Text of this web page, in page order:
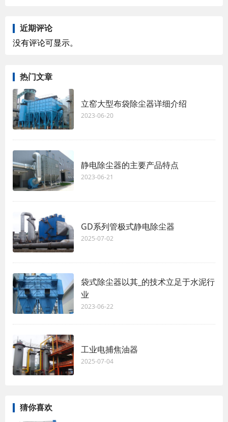
近期评论
没有评论可显示。
热门文章
立窑大型布袋除尘器详细介绍
2023-06-20
静电除尘器的主要产品特点
2023-06-21
GD系列管极式静电除尘器
2025-07-02
袋式除尘器以其_的技术立足于水泥行
业
2023-06-22
工业电捕焦油器
2025-07-04
猜你喜欢